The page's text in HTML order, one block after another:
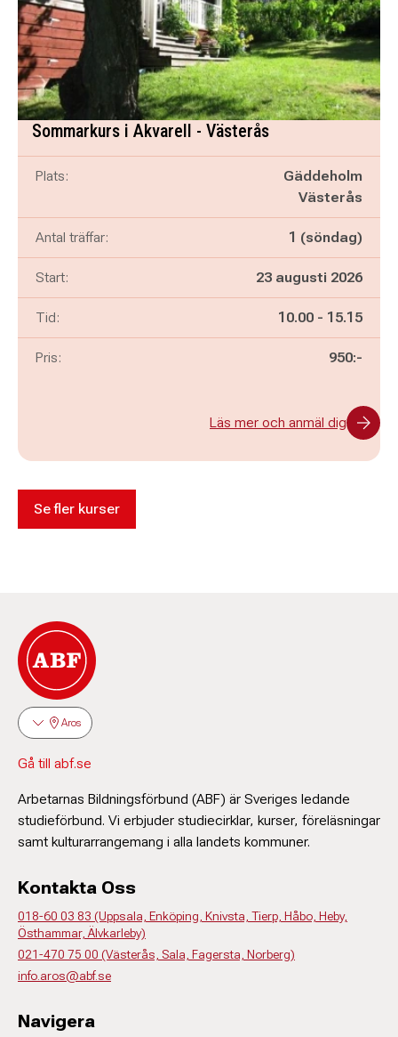
Sommarkurs i Akvarell - Västerås
Plats:
Gäddeholm
Västerås
Antal träffar: 1 (söndag)
Start: 23 augusti 2026
Tid: Pågår mellan
10.00 - och
15.15
Pris: 950:-
Läs mer och anmäl dig
Se fler kurser
Aros
Gå till abf.se
Arbetarnas Bildningsförbund (ABF) är Sveriges ledande
studieförbund. Vi erbjuder studiecirklar, kurser, föreläsningar
samt kulturarrangemang i alla landets kommuner.
Kontakta Oss
018-60 03 83 (Uppsala, Enköping, Knivsta, Tierp, Håbo, Heby,
Östhammar, Älvkarleby)
021-470 75 00 (Västerås, Sala, Fagersta, Norberg)
info.aros@abf.se
Navigera